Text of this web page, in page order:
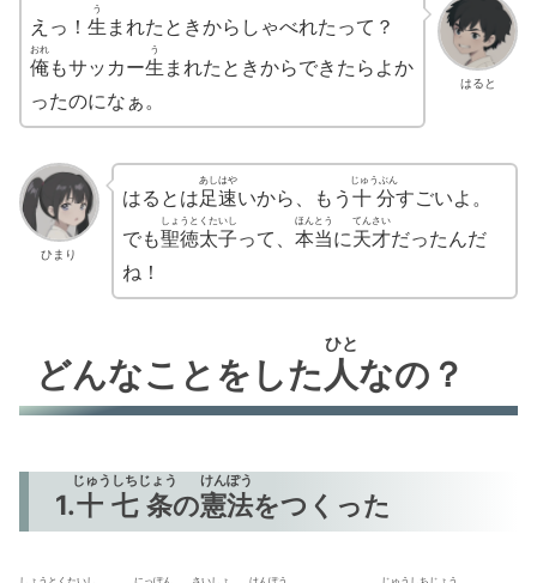
はると
えっ！ 生
う
まれたときからしゃべれたって？
俺
おれ
もサッカー生
う
まれたときからできたらよか
ったのになぁ。
ひまり
はるとは足
あし
速
はや
いから、もう 十分
じゅうぶん
すごいよ。
でも聖徳太子
しょうとくたいし
って、 本当
ほんとう
に天才
てんさい
だったんだ
ね！
どんなことをした人
ひと
なの？
1.十七条
じゅうしちじょう
の憲法
けんぽう
をつくった
しょうとくたいし にっぽん さいしょ けんぽう じゅうしちじょう